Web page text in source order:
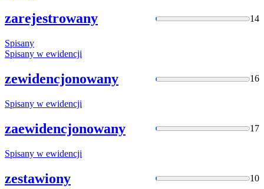
zarejestrowany 14
Spisany
Spisany w ewidencji
zewidencjonowany 16
Spisany w ewidencji
zaewidencjonowany 17
Spisany w ewidencji
zestawiony 10